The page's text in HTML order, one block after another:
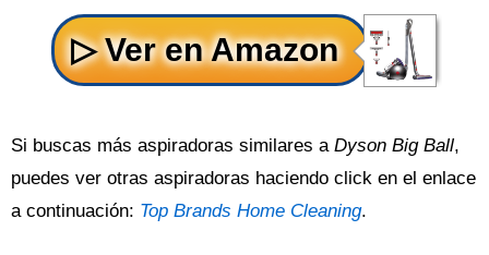
Si buscas más aspiradoras similares a Dyson Big Ball,
puedes ver otras aspiradoras haciendo click en el enlace
a continuación: Top Brands Home Cleaning.